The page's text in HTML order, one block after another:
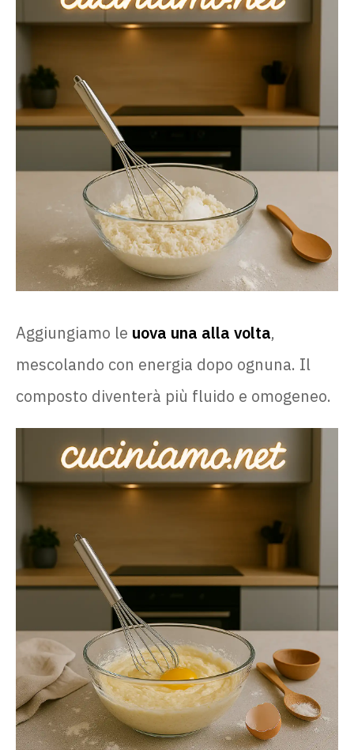
Aggiungiamo le uova una alla volta,
mescolando con energia dopo ognuna. Il
composto diventerà più fluido e omogeneo.